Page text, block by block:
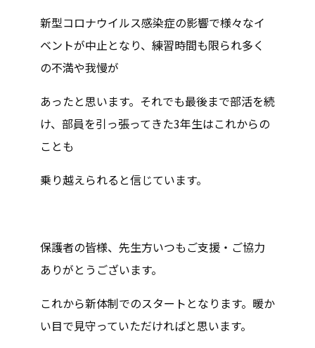
新型コロナウイルス感染症の影響で様々なイ
ベントが中止となり、練習時間も限られ多く
の不満や我慢が
あったと思います。それでも最後まで部活を続
け、部員を引っ張ってきた3年生はこれからの
ことも
乗り越えられると信じています。
保護者の皆様、先生方いつもご支援・ご協力
ありがとうございます。
これから新体制でのスタートとなります。暖か
い目で見守っていただければと思います。